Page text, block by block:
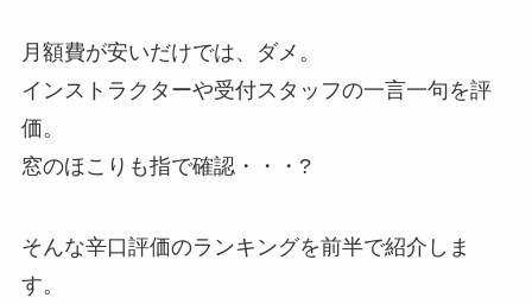
月額費が安いだけでは、ダメ。
インストラクターや受付スタッフの一言一句を評
価。
窓のほこりも指で確認・・・?
そんな辛口評価のランキングを前半で紹介しま
す。